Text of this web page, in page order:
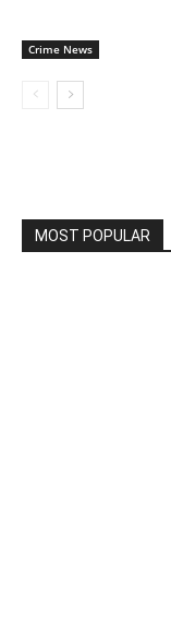
Crime News
MOST POPULAR